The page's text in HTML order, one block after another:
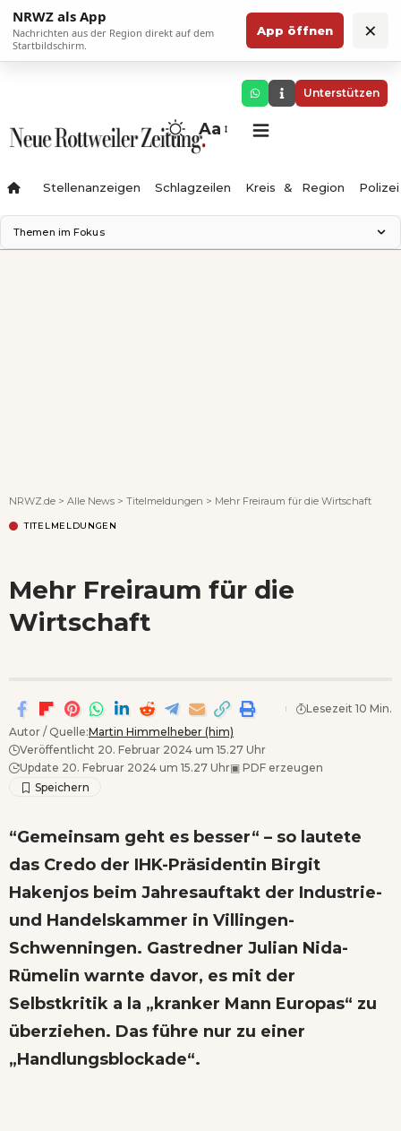
NRWZ als App
Nachrichten aus der Region direkt auf dem
Startbildschirm.
App öffnen ×
Unterstützen
Aa
Stellenanzeigen Schlagzeilen Kreis & Region Polizei
Themen im Fokus
NRWZ.de > Alle News > Titelmeldungen > Mehr Freiraum für die Wirtschaft
TITELMELDUNGEN
Mehr Freiraum für die
Wirtschaft
Autor / Quelle:Martin Himmelheber (him)
Veröffentlicht 20. Februar 2024 um 15.27 Uhr
Update 20. Februar 2024 um 15.27 Uhr▣ PDF erzeugen
Lesezeit 10 Min.
“Gemeinsam geht es besser“ – so lautete
das Credo der IHK-Präsidentin Birgit
Hakenjos beim Jahresauftakt der Industrie-
und Handelskammer in Villingen-
Schwenningen. Gastredner Julian Nida-
Rümelin warnte davor, es mit der
Selbstkritik a la „kranker Mann Europas“ zu
überziehen. Das führe nur zu einer
„Handlungsblockade“.